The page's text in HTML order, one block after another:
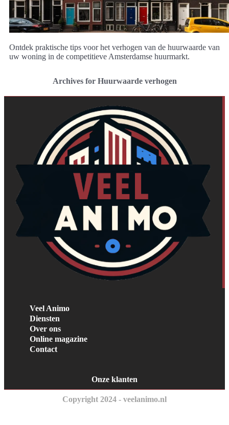
Ontdek praktische tips voor het verhogen van de huurwaarde van
uw woning in de competitieve Amsterdamse huurmarkt.
Archives for Huurwaarde verhogen
Veel Animo
Diensten
Over ons
Online magazine
Contact
Onze klanten
Copyright 2024 - veelanimo.nl